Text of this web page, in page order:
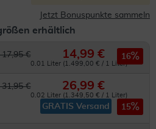
Jetzt Bonuspunkte sammeln
erhältlich
17,95 € 14,99 €
0.01 Liter (1.499,00 € / 1 Liter)
16
31,95 € 26,99 €
0.02 Liter (1.349,50 € / 1 Liter)
GRATIS Versand 15